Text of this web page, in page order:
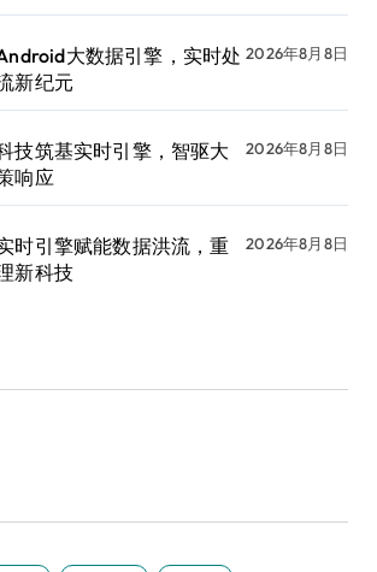
大数据引擎，实时处
新纪元
2026年8月8日
技筑基实时引擎，智驱大
响应
2026年8月8日
时引擎赋能数据洪流，重
新科技
2026年8月8日